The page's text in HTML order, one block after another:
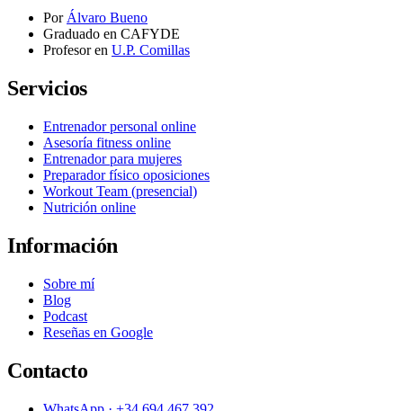
Por Álvaro Bueno
Graduado en CAFYDE
Profesor en U.P. Comillas
Servicios
Entrenador personal online
Asesoría fitness online
Entrenador para mujeres
Preparador físico oposiciones
Workout Team (presencial)
Nutrición online
Información
Sobre mí
Blog
Podcast
Reseñas en Google
Contacto